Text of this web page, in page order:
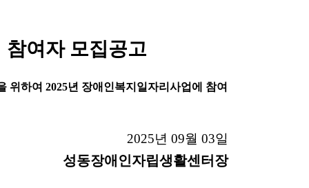
여자 모집공고
위하여 2025년 장애인복지일자리사업에 참여
2025년 09월 03일
성동장애인자립생활센터장